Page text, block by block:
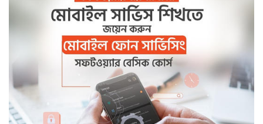
বেনাপোল সীমান্তে বিজিবির কঠোর
অবস্থানে বিএসএফের পুশইন প্রচেষ্টা ব্যর্থ
বিদ্যুৎ,জ্বালানি প্রতিমন্ত্রী রামপাল তাপ
বিদ্যুৎকেন্দ্র পরিদর্শনে করেন